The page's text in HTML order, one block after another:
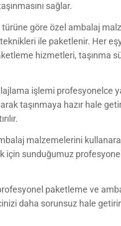
sağlar.
göre özel ambalaj
ile paketlenir. Her
hizmetleri, taşınma
işlemi profesyonelce
taşınmaya hazır hale
malzemelerini
için sunduğumuz
profesyonel paketleme ve
daha sorunsuz hale